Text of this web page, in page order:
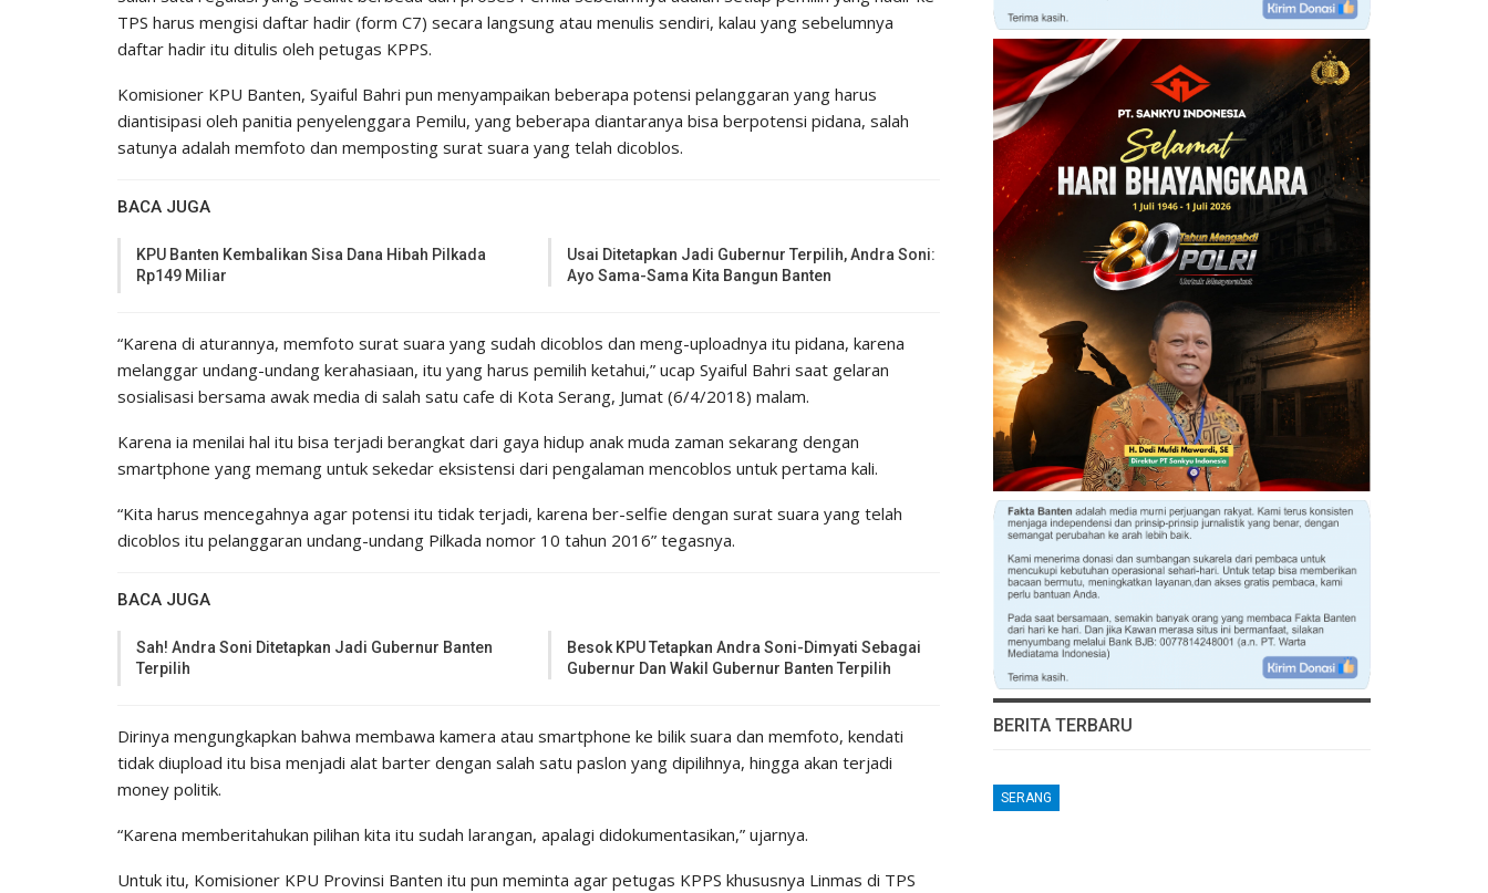
TPS harus mengisi daftar hadir (form C7) secara langsung atau menulis sendiri, kalau yang sebelumnya
daftar hadir itu ditulis oleh petugas KPPS.
Komisioner KPU Banten, Syaiful Bahri pun menyampaikan beberapa potensi pelanggaran yang harus
diantisipasi oleh panitia penyelenggara Pemilu, yang beberapa diantaranya bisa berpotensi pidana, salah
satunya adalah memfoto dan memposting surat suara yang telah dicoblos.
BACA JUGA
KPU Banten Kembalikan Sisa Dana Hibah Pilkada
Rp149 Miliar
Usai Ditetapkan Jadi Gubernur Terpilih, Andra Soni:
Ayo Sama-Sama Kita Bangun Banten
“Karena di aturannya, memfoto surat suara yang sudah dicoblos dan meng-uploadnya itu pidana, karena
melanggar undang-undang kerahasiaan, itu yang harus pemilih ketahui,” ucap Syaiful Bahri saat gelaran
sosialisasi bersama awak media di salah satu cafe di Kota Serang, Jumat (6/4/2018) malam.
Karena ia menilai hal itu bisa terjadi berangkat dari gaya hidup anak muda zaman sekarang dengan
smartphone yang memang untuk sekedar eksistensi dari pengalaman mencoblos untuk pertama kali.
“Kita harus mencegahnya agar potensi itu tidak terjadi, karena ber-selfie dengan surat suara yang telah
dicoblos itu pelanggaran undang-undang Pilkada nomor 10 tahun 2016” tegasnya.
BACA JUGA
Sah! Andra Soni Ditetapkan Jadi Gubernur Banten
Terpilih
Besok KPU Tetapkan Andra Soni-Dimyati Sebagai
Gubernur Dan Wakil Gubernur Banten Terpilih
Dirinya mengungkapkan bahwa membawa kamera atau smartphone ke bilik suara dan memfoto, kendati
tidak diupload itu bisa menjadi alat barter dengan salah satu paslon yang dipilihnya, hingga akan terjadi
money politik.
“Karena memberitahukan pilihan kita itu sudah larangan, apalagi didokumentasikan,” ujarnya.
Untuk itu, Komisioner KPU Provinsi Banten itu pun meminta agar petugas KPPS khususnya Linmas di TPS
BERITA TERBARU
SERANG